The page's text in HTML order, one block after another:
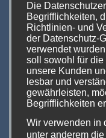
Verkaufserfolg
Für mich immer
Anlaufstellen
Die
Wie ist das
Die
Begrifflichkeiten,
Richtlinien- und
der Datenschutz-
verwendet
soll sowohl für
unsere Kunden
lesbar und
gewährleisten,
Begrifflichkeiten
Wir verwenden in
unter anderem